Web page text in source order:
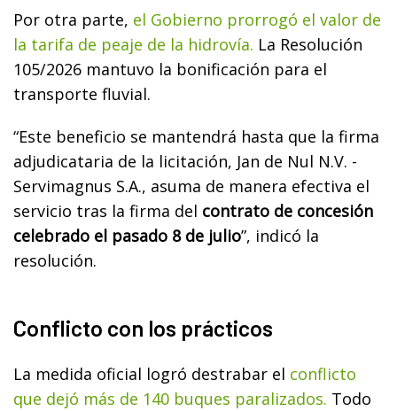
Por otra parte, el Gobierno prorrogó el valor de
la tarifa de peaje de la hidrovía. La Resolución
105/2026 mantuvo la bonificación para el
transporte fluvial.
“Este beneficio se mantendrá hasta que la firma
adjudicataria de la licitación, Jan de Nul N.V. -
Servimagnus S.A., asuma de manera efectiva el
servicio tras la firma del contrato de concesión
celebrado el pasado 8 de julio”, indicó la
resolución.
Conflicto con los prácticos
La medida oficial logró destrabar el conflicto
que dejó más de 140 buques paralizados. Todo